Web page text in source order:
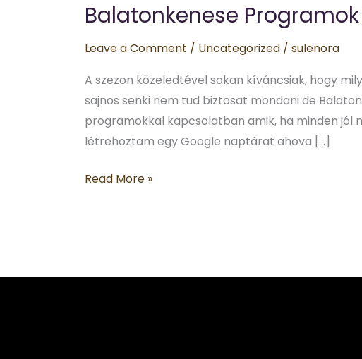
Balatonkenese Programok
Leave a Comment / Uncategorized / sulenora
A szezon közeledtével sokan kíváncsiak, hogy
sajnos senki nem tud biztosat mondani de
programokkal kapcsolatban amik, ha minden jól
létrehoztam egy Google naptárat ahova […]
2021
Read More »